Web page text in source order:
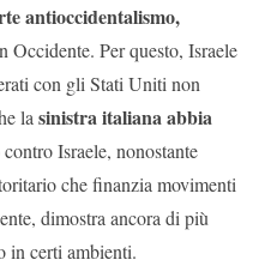
antioccidentalismo,
Occidente. Per questo, Israele
con gli Stati Uniti non
la sinistra italiana abbia
contro Israele, nonostante
che finanzia movimenti
dimostra ancora di più
in certi ambienti.